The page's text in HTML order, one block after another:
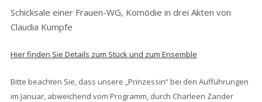
Schicksale einer Frauen-WG, Komödie in drei Akten von
Claudia Kumpfe
Hier finden Sie Details zum Stück und zum Ensemble
Bitte beachten Sie, dass unsere „Prinzessin“ bei den Aufführungen
im Januar, abweichend vom Programm, durch Charleen Zander